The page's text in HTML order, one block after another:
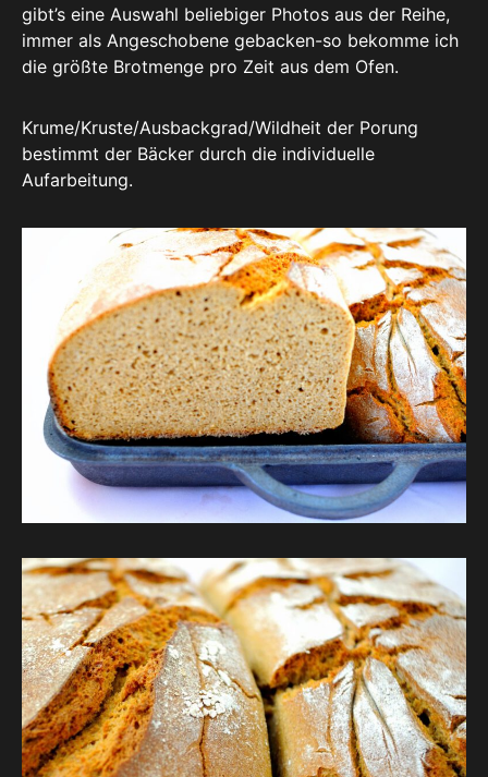
gibt’s eine Auswahl beliebiger Photos aus der Reihe,
immer als Angeschobene gebacken-so bekomme ich
die größte Brotmenge pro Zeit aus dem Ofen.
Krume/Kruste/Ausbackgrad/Wildheit der Porung
bestimmt der Bäcker durch die individuelle
Aufarbeitung.